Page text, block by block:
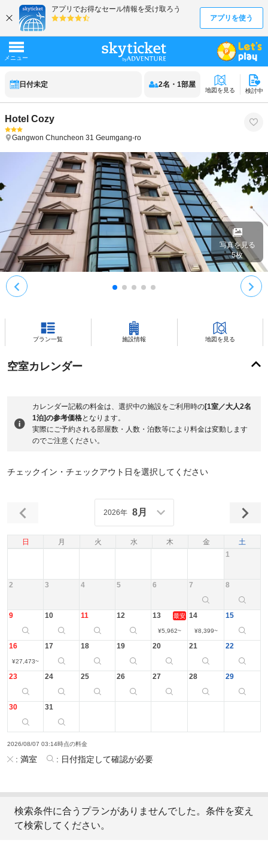
日付未定 2名 ・ 1部屋
地図を見る 検討中
Hotel Cozy
Gangwon Chuncheon 31 Geumgang-ro
写真を見る
5枚
プラン一覧 施設情報 地図を見る
空室カレンダー
カレンダー記載の料金は、選択中の施設をご利用時の[1室／大人2名
1泊]の参考価格となります。
実際にご予約される部屋数・人数・泊数等により料金は変動します
のでご注意ください。
チェックイン・チェックアウト日を選択してください
日 月 火 水 木 金 土
2026年 8月
1
2 3 4 5 6 7 8
9 10 11 12 13 最安
¥5,962~
14
¥8,399~
15
16
¥27,473~
17 18 19 20 21 22
23 24 25 26 27 28 29
30 31
2026/08/07 03:14時点の料金
: 満室 : 日付指定して確認が必要
検索条件に合うプランがありませんでした。条件を変え
て検索してください。